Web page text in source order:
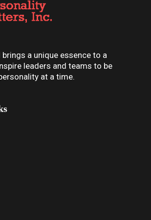
brings a unique essence to a
leaders and teams to be
at a time.